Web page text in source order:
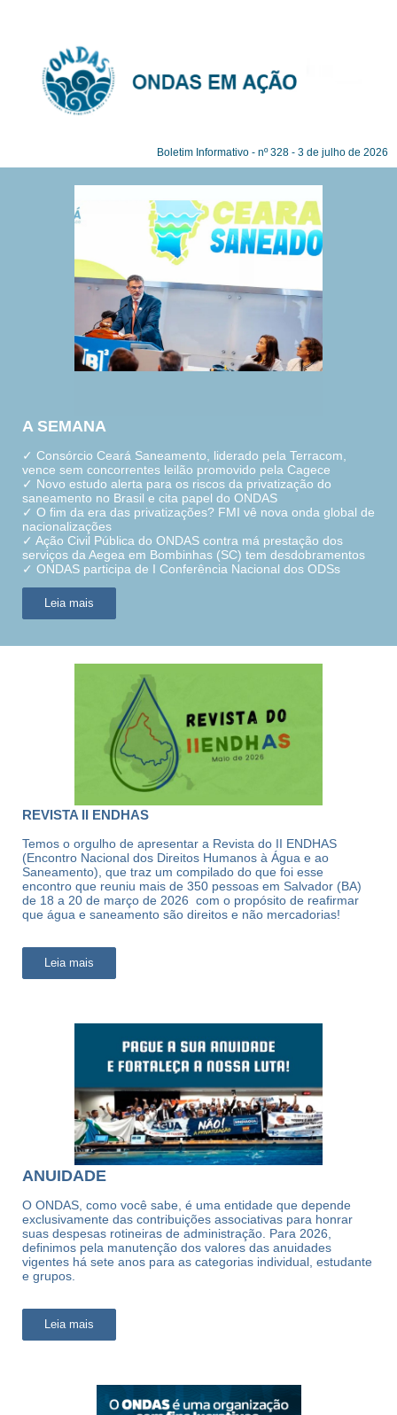
Boletim Informativo - nº 328 - 3 de julho de 2026
A SEMANA
✓ Consórcio Ceará Saneamento, liderado pela Terracom,
vence sem concorrentes leilão promovido pela Cagece
✓ Novo estudo alerta para os riscos da privatização do
saneamento no Brasil e cita papel do ONDAS
✓ O fim da era das privatizações? FMI vê nova onda global de
nacionalizações
✓ Ação Civil Pública do ONDAS contra má prestação dos
serviços da Aegea em Bombinhas (SC) tem desdobramentos
✓ ONDAS participa de I Conferência Nacional dos ODSs
Leia mais
REVISTA II ENDHAS
Temos o orgulho de apresentar a Revista do II ENDHAS
(Encontro Nacional dos Direitos Humanos à Água e ao
Saneamento), que traz um compilado do que foi esse
encontro que reuniu mais de 350 pessoas em Salvador (BA)
de 18 a 20 de março de 2026 com o propósito de reafirmar
que água e saneamento são direitos e não mercadorias!
Leia mais
ANUIDADE
O ONDAS, como você sabe, é uma entidade que depende
exclusivamente das contribuições associativas para honrar
suas despesas rotineiras de administração. Para 2026,
definimos pela manutenção dos valores das anuidades
vigentes há sete anos para as categorias individual, estudante
e grupos.
Leia mais